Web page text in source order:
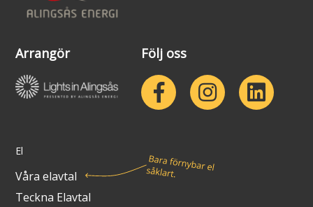
Arrangör Följ oss
El
Våra elavtal
Teckna Elavtal